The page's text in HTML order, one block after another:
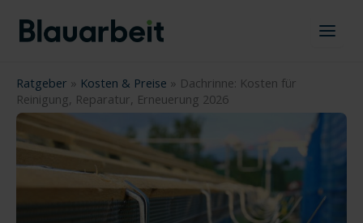
Inhalt
springen
Ratgeber » Kosten & Preise » Dachrinne: Kosten für
Reinigung, Reparatur, Erneuerung 2026